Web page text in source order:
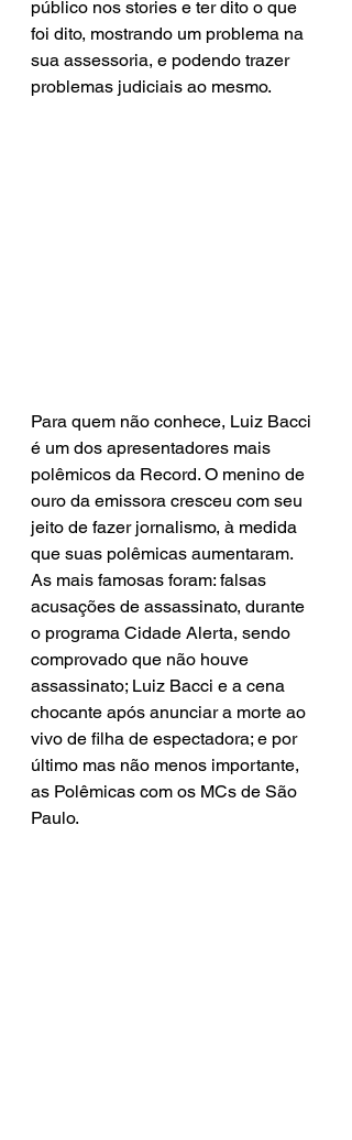
público nos stories e ter dito o que
foi dito, mostrando um problema na
sua assessoria, e podendo trazer
problemas judiciais ao mesmo.
Para quem não conhece, Luiz Bacci
é um dos apresentadores mais
polêmicos da Record. O menino de
ouro da emissora cresceu com seu
jeito de fazer jornalismo, à medida
que suas polêmicas aumentaram.
As mais famosas foram: falsas
acusações de assassinato, durante
o programa Cidade Alerta, sendo
comprovado que não houve
assassinato; Luiz Bacci e a cena
chocante após anunciar a morte ao
vivo de filha de espectadora; e por
último mas não menos importante,
as Polêmicas com os MCs de São
Paulo.